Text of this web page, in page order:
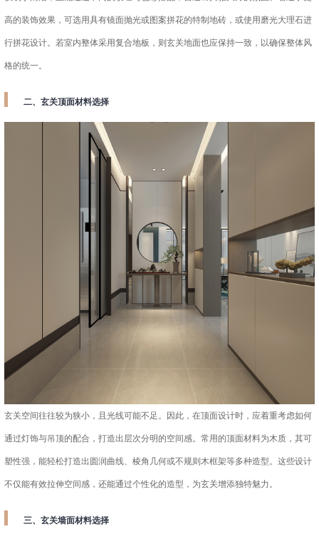
高的装饰效果，可选用具有镜面抛光或图案拼花的特制地砖，或使用磨光大理石进
行拼花设计。若室内整体采用复合地板，则玄关地面也应保持一致，以确保整体风
格的统一。
二、玄关顶面材料选择
玄关空间往往较为狭小，且光线可能不足。因此，在顶面设计时，应着重考虑如何
通过灯饰与吊顶的配合，打造出层次分明的空间感。常用的顶面材料为木质，其可
塑性强，能轻松打造出圆润曲线、棱角几何或不规则木框架等多种造型。这些设计
不仅能有效拉伸空间感，还能通过个性化的造型，为玄关增添独特魅力。
三、玄关墙面材料选择